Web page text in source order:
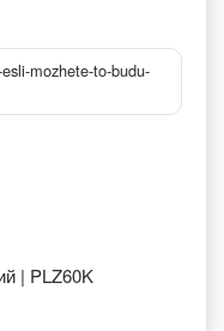
mozhete-to-budu-
| PLZ60K